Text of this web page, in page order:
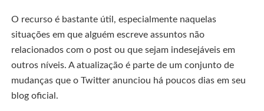
O recurso é bastante útil, especialmente naquelas
situações em que alguém escreve assuntos não
relacionados com o post ou que sejam indesejáveis em
outros níveis. A atualização é parte de um conjunto de
mudanças que o Twitter anunciou há poucos dias em seu
blog oficial.